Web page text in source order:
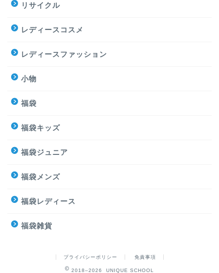
リサイクル
レディースコスメ
レディースファッション
小物
福袋
福袋キッズ
福袋ジュニア
福袋メンズ
福袋レディース
福袋雑貨
プライバシーポリシー 免責事項
2018–2026 UNIQUE SCHOOL